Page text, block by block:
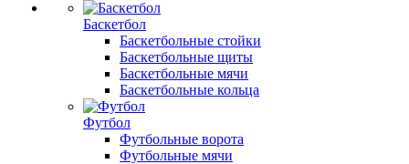
Баскетбол
Баскетбольные стойки
Баскетбольные щиты
Баскетбольные мячи
Баскетбольные кольца
Футбол
Футбольные ворота
Футбольные мячи